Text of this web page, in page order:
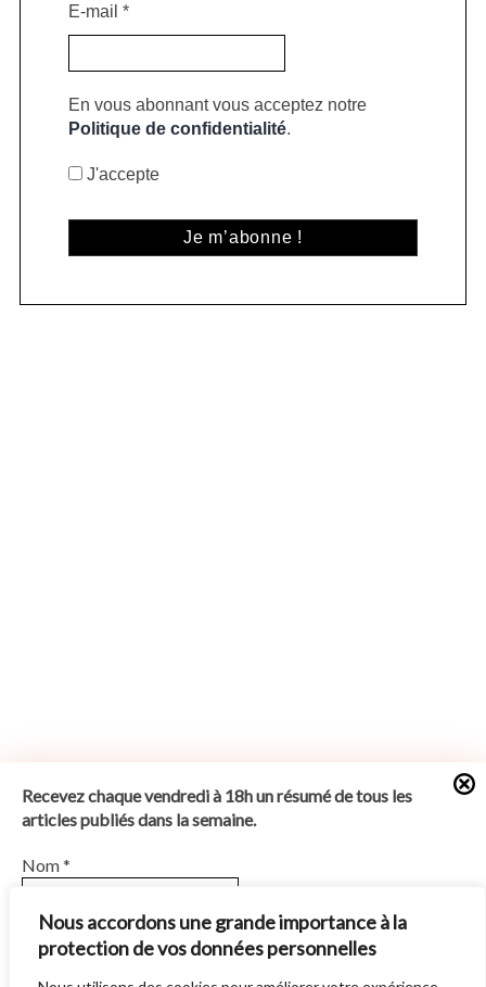
Nous accordons une grande importance à la
protection de vos données personnelles
Recevez chaque vendredi à 18h un résumé de tous les
articles publiés dans la semaine.
Nom*
E-mail*
E-mail *
En vous abonnant vous acceptez notre
Politique de confidentialité.
J'accepte